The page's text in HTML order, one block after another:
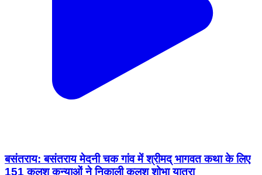
बसंतराय: बसंतराय मेदनी चक गांव में श्रीमद् भागवत कथा के लिए
151 कलश कन्याओं ने निकाली कलश शोभा यात्रा